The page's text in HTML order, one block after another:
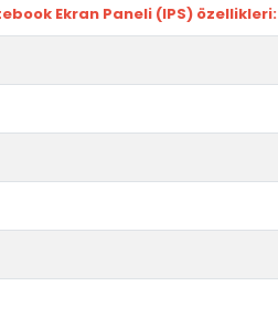
Ekran Paneli (IPS) özellikleri: